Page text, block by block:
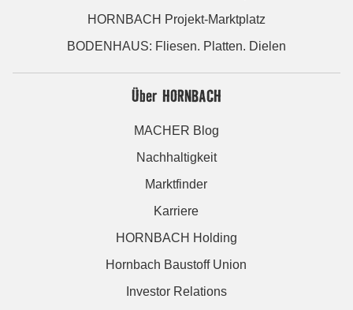
HORNBACH Projekt-Marktplatz
BODENHAUS: Fliesen. Platten. Dielen
Über HORNBACH
MACHER Blog
Nachhaltigkeit
Marktfinder
Karriere
HORNBACH Holding
Hornbach Baustoff Union
Investor Relations